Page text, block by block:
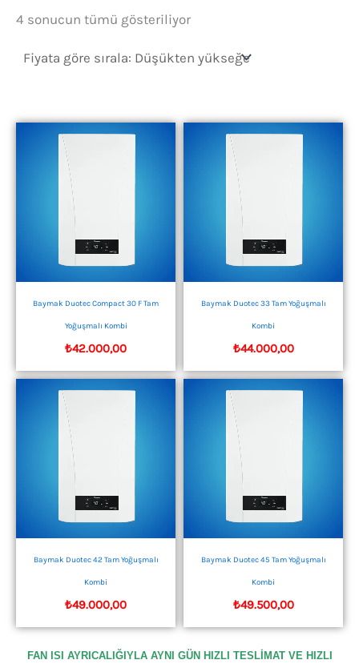
4 sonucun tümü gösteriliyorFiyata
düşükten
Baymak Duotec Compact 30 F Tam
Yoğuşmalı Kombi
₺42.000,00
Baymak Duotec 33 Tam Yoğuşmalı
Kombi
₺44.000,00
Baymak Duotec 42 Tam Yoğuşmalı
Kombi
₺49.000,00
Baymak Duotec 45 Tam Yoğuşmalı
Kombi
₺49.500,00
FAN ISI AYRICALIĞIYLA AYNI GÜN HIZLI TESLİMAT VE HIZLI